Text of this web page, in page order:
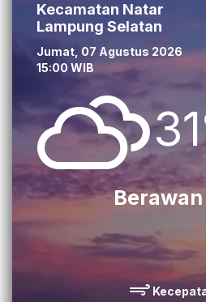
Kecamatan Natar
Lampung Selatan
Jumat, 07 Agustus 2026
15:00 WIB